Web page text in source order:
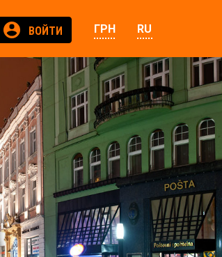
ВОЙТИ ГРН RU